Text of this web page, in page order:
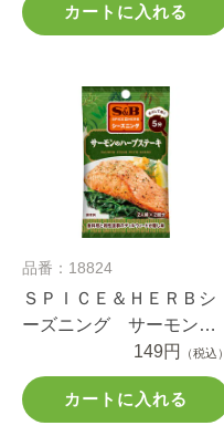
カートに入れる
品番：18824
ＳＰＩＣＥ＆ＨＥＲＢシ
ーズニング サーモンの
ハーブステーキ １２ｇ
149円 （税込）
カートに入れる